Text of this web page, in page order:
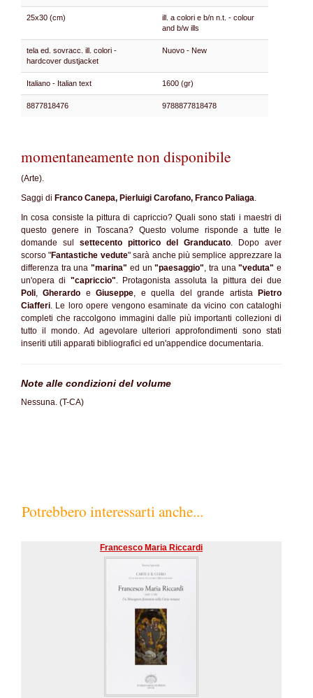
25x30 (cm)
ill. a colori e b/n n.t. - colour
and b/w ills
tela ed. sovracc. ill. colori -
hardcover dustjacket
Nuovo - New
Italiano - Italian text 1600 (gr)
8877818476 9788877818478
momentaneamente non disponibile
(Arte).
Saggi di Franco Canepa, Pierluigi Carofano, Franco Paliaga.
In cosa consiste la pittura di capriccio? Quali sono stati i maestri di
questo genere in Toscana? Questo volume risponde a tutte le
domande sul settecento pittorico del Granducato. Dopo aver
scorso "Fantastiche vedute" sarà anche più semplice apprezzare la
differenza tra una"marina" ed un"paesaggio", tra una"veduta" e
un'opera di "capriccio". Protagonista assoluta la pittura dei due
Poli,Gherardo eGiuseppe, e quella del grande artista
Pietro
Ciafferi. Le loro opere vengono esaminate da vicino con cataloghi
completi che raccolgono immagini dalle più importanti collezioni di
tutto il mondo. Ad agevolare ulteriori approfondimenti sono stati
inseriti utili apparati bibliografici ed un'appendice documentaria.
Note alle condizioni del volume
Nessuna. (T-CA)
Potrebbero interessarti anche...
Francesco Maria Riccardi